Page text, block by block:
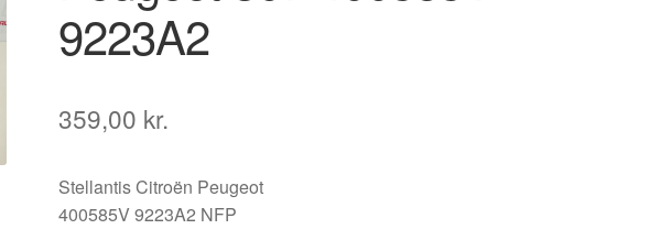
9223A2
359,00 kr.
Stellantis Citroën Peugeot
400585V 9223A2 NFP